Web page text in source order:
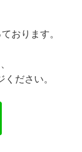
おります。
ださい。